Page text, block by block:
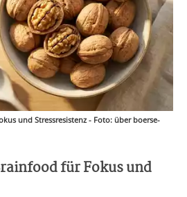
und Stressresistenz - Foto: über boerse-
für Fokus und